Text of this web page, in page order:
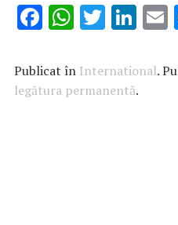
F
e
b
W
at
s
T
it
te
Li
k
e
Publicat în International.
legătura permanentă.